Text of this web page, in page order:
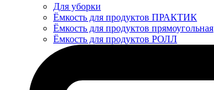
Для уборки
Ёмкость для продуктов ПРАКТИК
Ёмкость для продуктов прямоугольная
Ёмкость для продуктов РОЛЛ